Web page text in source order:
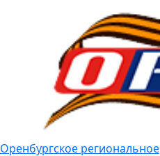
Оренбургское региональное